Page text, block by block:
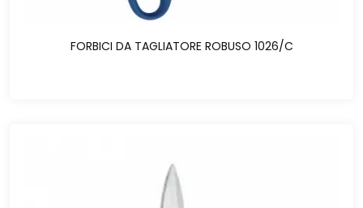
FORBICI DA TAGLIATORE ROBUSO 1026/C